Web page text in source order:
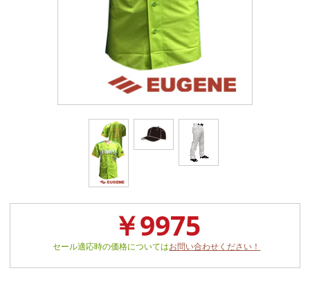
￥9975
セール適応時の価格についてはお問い合わせください！